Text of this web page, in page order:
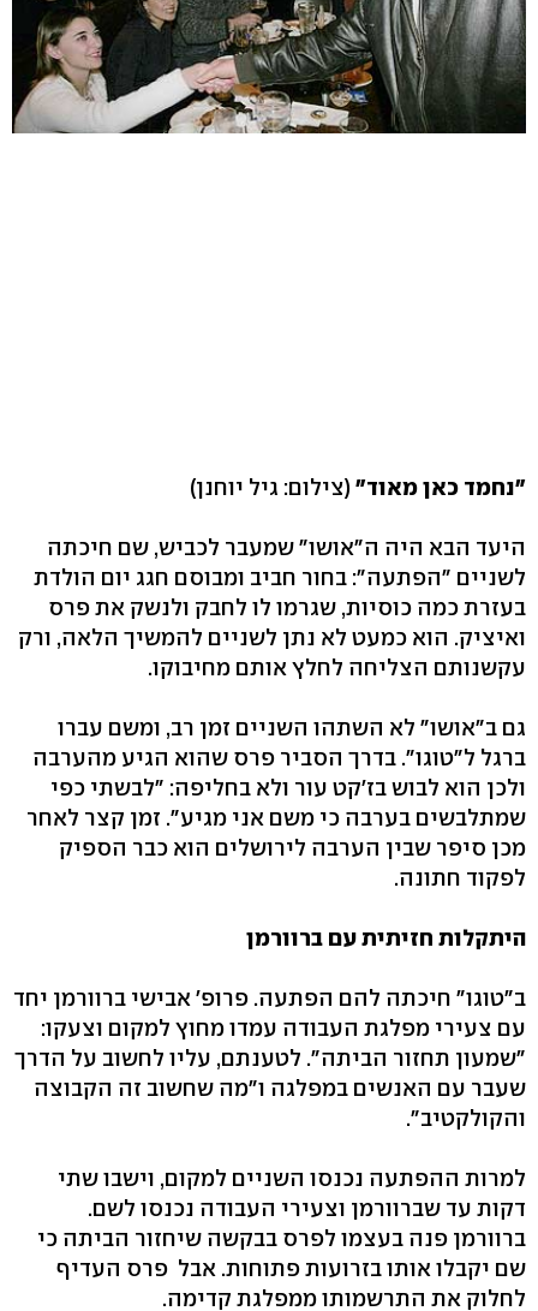
"נחמד כאן מאוד" (צילום: גיל יוחנן)
היעד הבא היה ה"אושו" שמעבר לכביש, שם חיכתה
לשניים "הפתעה": בחור חביב ומבוסם חגג יום הולדת
בעזרת כמה כוסיות, שגרמו לו לחבק ולנשק את פרס
ואיציק. הוא כמעט לא נתן לשניים להמשיך הלאה, ורק
עקשנותם הצליחה לחלץ אותם מחיבוקו.
גם ב"אושו" לא השתהו השניים זמן רב, ומשם עברו
ברגל ל"טוגו". בדרך הסביר פרס שהוא הגיע מהערבה
ולכן הוא לבוש בז'קט עור ולא בחליפה: "לבשתי כפי
שמתלבשים בערבה כי משם אני מגיע". זמן קצר לאחר
מכן סיפר שבין הערבה לירושלים הוא כבר הספיק
לפקוד חתונה.
היתקלות חזיתית עם ברוורמן
ב"טוגו" חיכתה להם הפתעה. פרופ' אבישי ברוורמן יחד
עם צעירי מפלגת העבודה עמדו מחוץ למקום וצעקו:
"שמעון תחזור הביתה". לטענתם, עליו לחשוב על הדרך
שעבר עם האנשים במפלגה ו"מה שחשוב זה הקבוצה
והקולקטיב".
למרות ההפתעה נכנסו השניים למקום, וישבו שתי
דקות עד שברוורמן וצעירי העבודה נכנסו לשם.
ברוורמן פנה בעצמו לפרס בבקשה שיחזור הביתה כי
שם יקבלו אותו בזרועות פתוחות. אבל פרס העדיף
לחלוק את התרשמותו ממפלגת קדימה.